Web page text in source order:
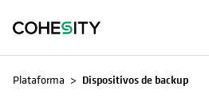
Plataforma Dispositivos de backup
OPENS IN A NEW TAB